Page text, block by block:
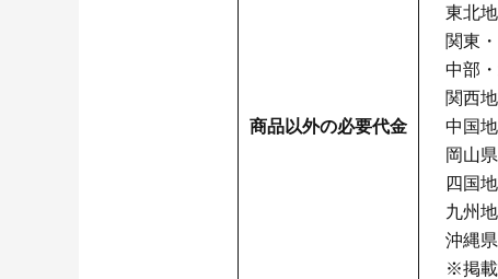
商品以外の必要代金
東北地
関東・
中部・
関西地
中国地
岡山県
四国地
九州地
沖縄県
※掲載